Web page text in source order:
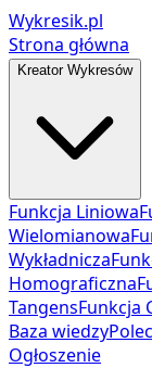
Wykresik.pl
Strona główna
Kreator Wykresów
Funkcja Liniowa
Wielomianowa
Wykładnicza
Homograficzna
TangensFunkcja
Baza wiedzy
Ogłoszenie